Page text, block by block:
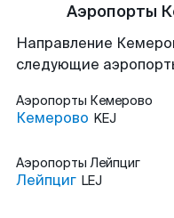
Аэропорты
Направление
следующие
Аэропорты Кемерово
Кемерово KEJ
Аэропорты Лейпциг
Лейпциг LEJ